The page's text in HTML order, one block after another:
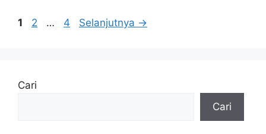
Halaman
1 Halaman
2 … Halaman
4 Selanjutnya →
Cari
Cari